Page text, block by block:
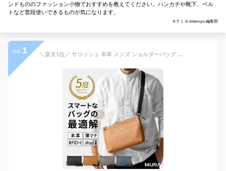
ンドもののファッション小物でおすすめを教えてください。ハンカチや靴下、ベル
トなど普段使いできるものが気になります。
キテミヨ-kitemiyo-編集部
no. 1 ＼楽天1位／ サコッシュ 本革 メンズ ショルダーバッグ ボディバッグ 肩掛け 斜めがけ 小さめ 軽量 コンパクト 薄型 スリム iPad収納 タブレット レザー 牛革 薄マチ カバン 旅行 シンプル おしゃれ かっこいい 30代 40代 50代 60代 誕生日 ギフト プレゼント MURA